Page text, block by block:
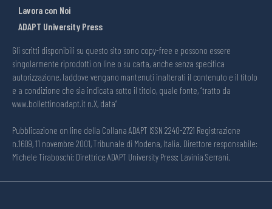
Lavora con Noi
ADAPT University Press
Gli scritti disponibili su questo sito sono copy-free e possono essere
singolarmente riprodotti on line o su carta, anche senza specifica
autorizzazione, laddove vengano mantenuti inalterati il contenuto e il titolo
e a condizione che sia indicata sotto il titolo, quale fonte, “tratto da
www.bollettinoadapt.it n.X, data“
Pubblicazione on line della Collana ADAPT ISSN 2240-2721 Registrazione
n.1609, 11 novembre 2001, Tribunale di Modena, Italia. Direttore responsabile:
Michele Tiraboschi; Direttrice ADAPT University Press: Lavinia Serrani.